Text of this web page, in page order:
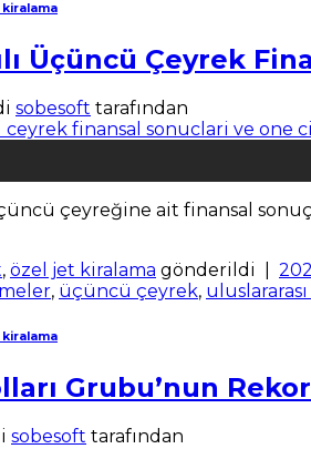
Üçüncü Çeyrek
sobesoft tarafından
üçüncü çeyreğine ait finansal
, özel jet kiralama gönderildi
, üçüncü çeyrek,
Grubu’nun
sobesoft tarafından